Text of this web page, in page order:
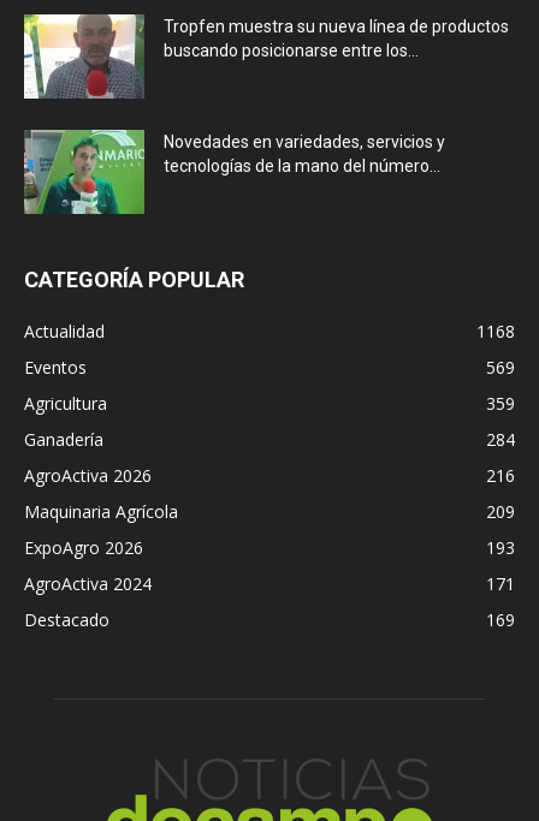
Tropfen muestra su nueva línea de productos
buscando posicionarse entre los...
Novedades en variedades, servicios y
tecnologías de la mano del número...
CATEGORÍA POPULAR
Actualidad
1168
Eventos
569
Agricultura
359
Ganadería
284
AgroActiva 2026
216
Maquinaria Agrícola
209
ExpoAgro 2026
193
AgroActiva 2024
171
Destacado
169